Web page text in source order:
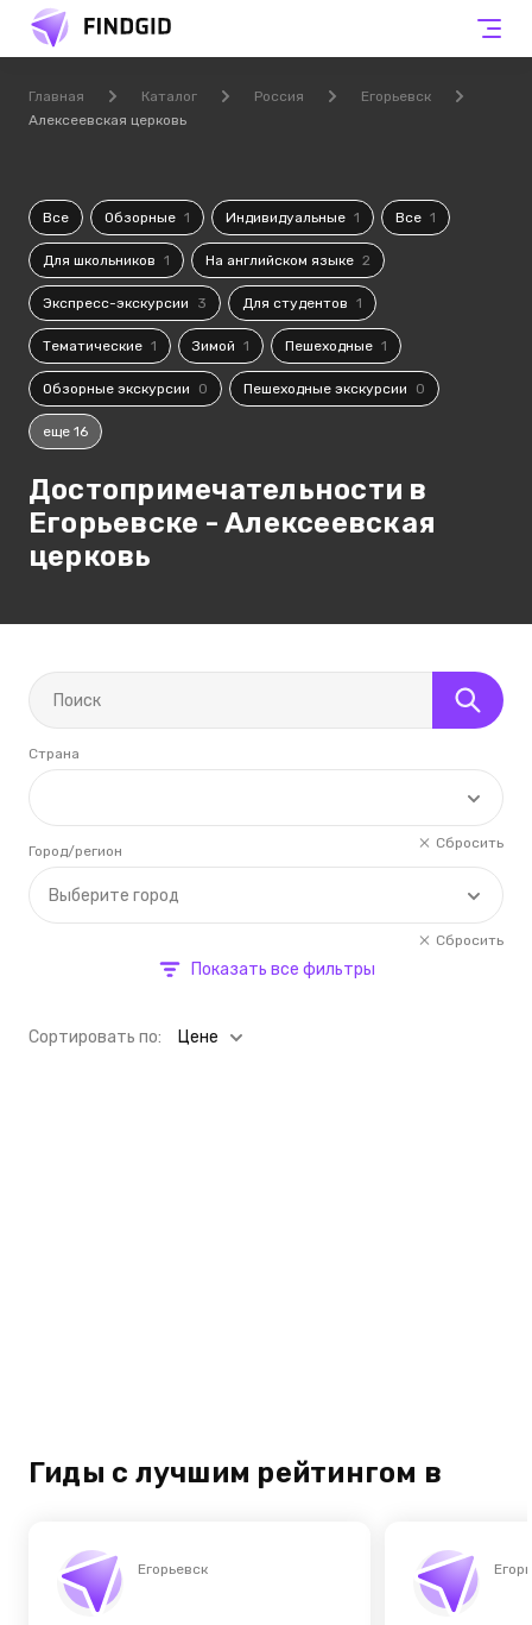
Главная Каталог Россия
Егорьевск
Алексеевская церковь
Все Обзорные 1 Индивидуальные 1 Все 1
Для школьников 1 На английском языке 2
Экспресс-экскурсии 3 Для студентов 1
Тематические 1 Зимой 1 Пешеходные 1
Обзорные экскурсии 0 Пешеходные экскурсии 0
еще 16
Достопримечательности в
Егорьевске - Алексеевская
церковь
Страна
Сбросить
Выберите город
Город/регион
Сбросить
Показать все фильтры
Cортировать по: Цене
Гиды с лучшим рейтингом в
Егорьевск